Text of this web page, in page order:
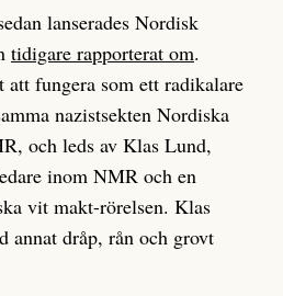
lanserades Nordisk
tidigare rapporterat om.
att fungera som ett radikalare
nazistsekten Nordiska
och leds av Klas Lund,
inom NMR och en
vit makt-rörelsen. Klas
annat dråp, rån och grovt